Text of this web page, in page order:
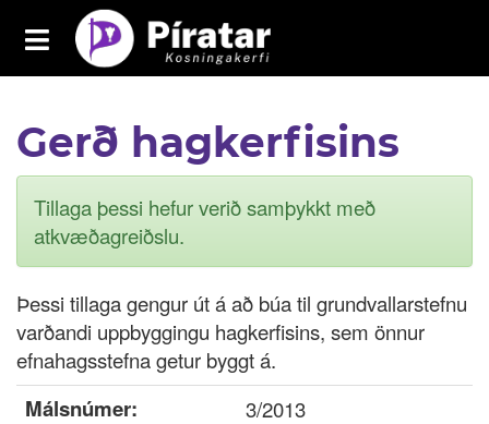
Toggle
navigation
Yfirlit
Mál
Kosningar
Málaflokkar
Samþykktir
Grasrótarinn
Gerð hagkerfisins
Tillaga þessi hefur verið samþykkt með
atkvæðagreiðslu.
Þessi tillaga gengur út á að búa til grundvallarstefnu
varðandi uppbyggingu hagkerfisins, sem önnur
efnahagsstefna getur byggt á.
Málsnúmer: 3/2013